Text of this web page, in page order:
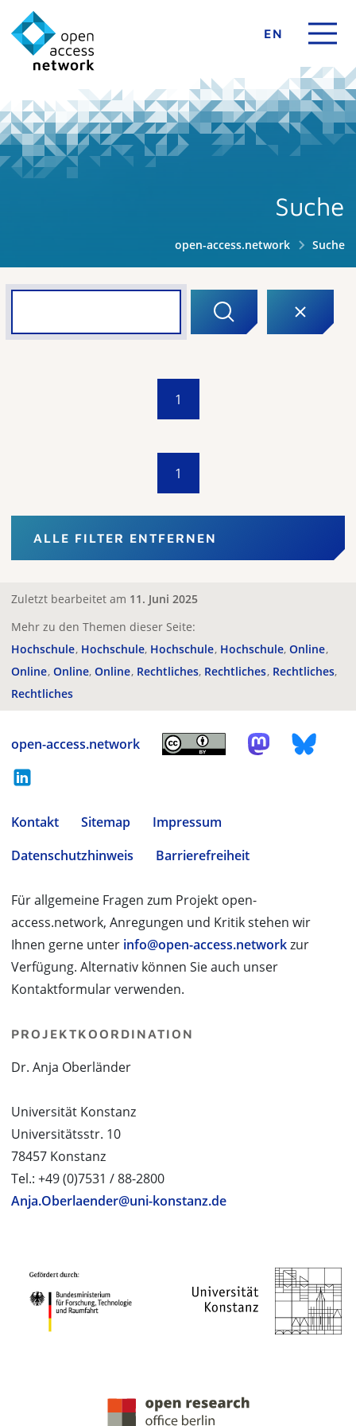
EN
Suche
open-access.network Suche
1
1
ALLE FILTER ENTFERNEN
Zuletzt bearbeitet am 11. Juni 2025
Mehr zu den Themen dieser Seite:
Hochschule Hochschule Hochschule Hochschule Online
Online Online Online Rechtliches Rechtliches Rechtliches
Rechtliches
open-access.network
Kontakt Sitemap
Impressum
Datenschutzhinweis
Barrierefreiheit
Für allgemeine Fragen zum Projekt open-
access.network, Anregungen und Kritik stehen wir
Ihnen gerne unter info@open-access.networkzur
Verfügung. Alternativ können Sie auch unser
Kontaktformular verwenden.
PROJEKTKOORDINATION
Dr. Anja Oberländer
Universität Konstanz
Universitätsstr. 10
78457 Konstanz
Tel.: +49 (0)7531 / 88-2800
Anja.Oberlaender@uni-konstanz.de